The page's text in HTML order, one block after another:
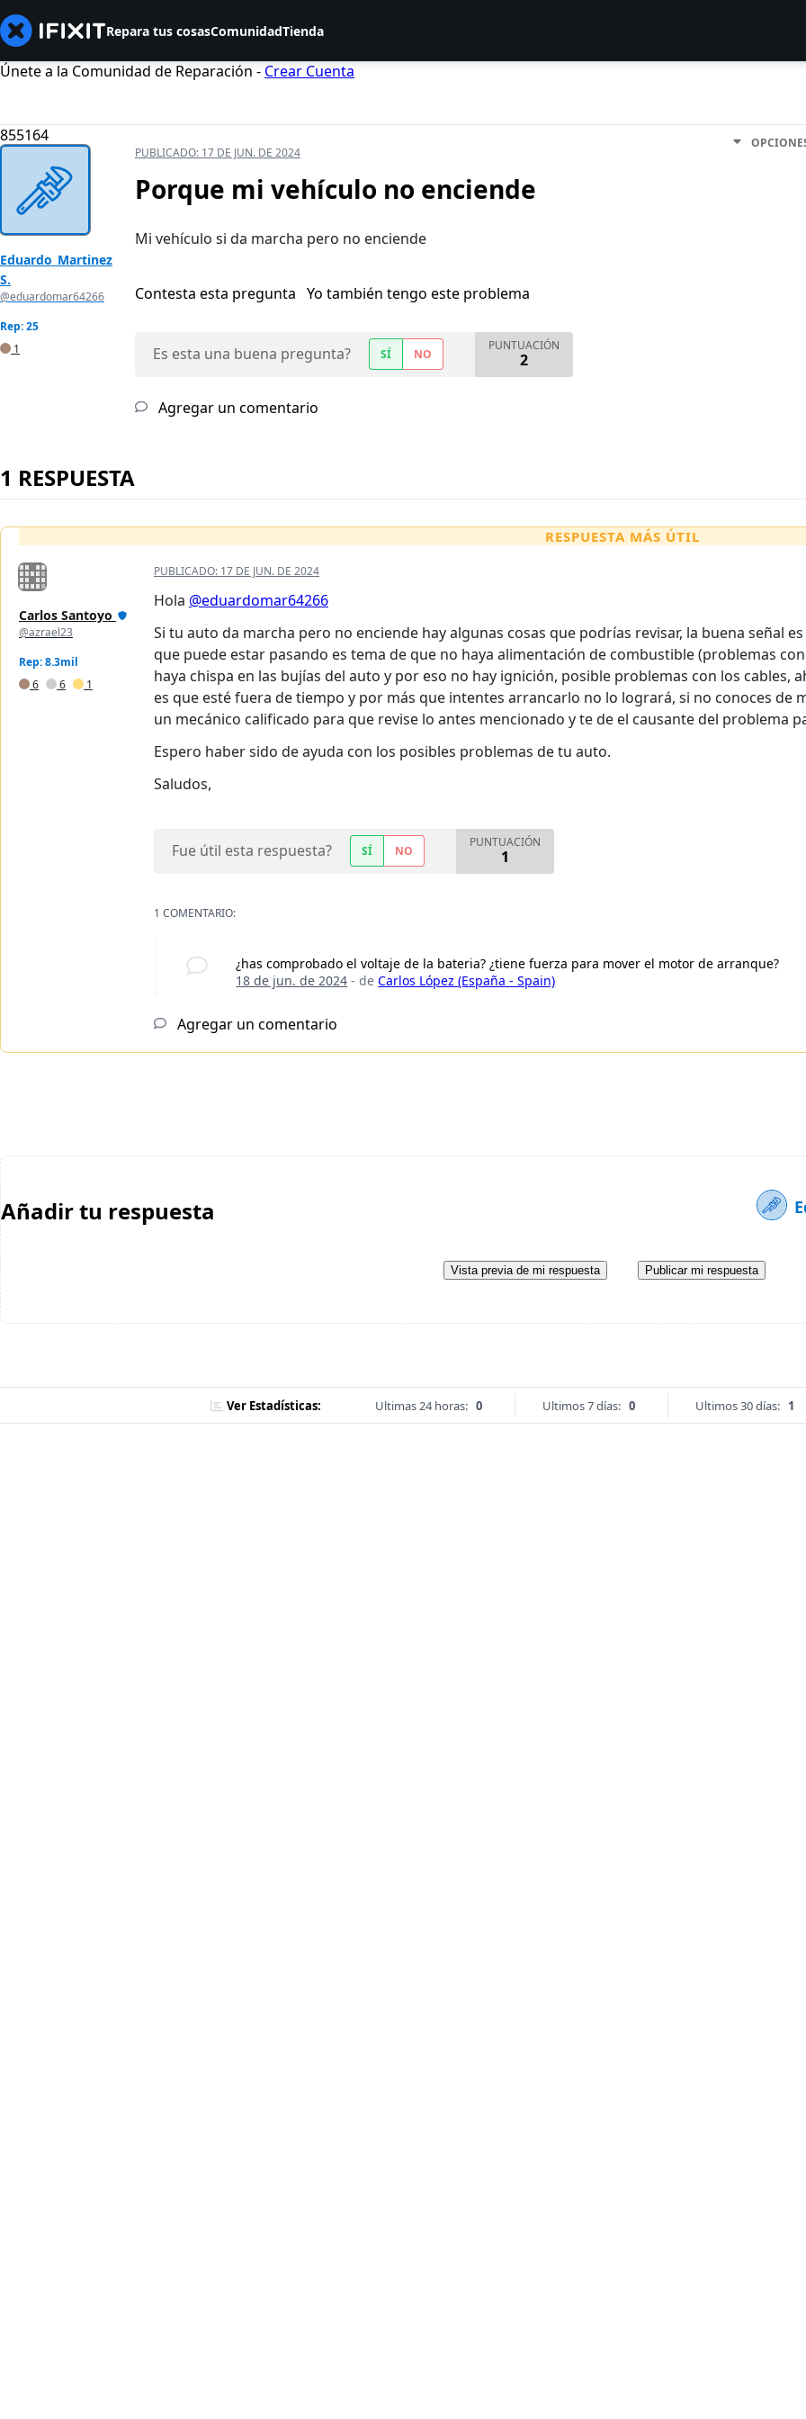
Repara tus cosasComunidadTienda
Únete a la Comunidad de Reparación - Crear Cuenta
855164
Eduardo_Martinez
S.
@eduardomar64266
Rep: 25
1
PUBLICADO: 17 DE JUN. DE 2024
Porque mi vehículo no enciende
Mi vehículo si da marcha pero no enciende
Contesta esta pregunta Yo también tengo este problema
Es esta una buena pregunta? SÍ NO
PUNTUACIÓN
2
Agregar un comentario
1 RESPUESTA
RESPUESTA MÁS ÚTIL
Carlos Santoyo
@azrael23
Rep: 8.3mil
6
6 1
PUBLICADO: 17 DE JUN. DE 2024
Hola @eduardomar64266
Si tu auto da marcha pero no enciende hay algunas cosas que podrías revisar, la buena señal
que puede estar pasando es tema de que no haya alimentación de combustible (problemas
haya chispa en las bujías del auto y por eso no hay ignición, posible problemas con los
es que esté fuera de tiempo y por más que intentes arrancarlo no lo logrará, si no conoces de
un mecánico calificado para que revise lo antes mencionado y te de el causante del problema
Espero haber sido de ayuda con los posibles problemas de tu auto.
Saludos,
Fue útil esta respuesta? SÍ NO
PUNTUACIÓN
1
1 COMENTARIO:
¿has comprobado el voltaje de la bateria? ¿tiene fuerza para mover el motor de arranque?
18 de jun. de 2024 - deCarlos López (España - Spain)
Agregar un comentario
Añadir tu respuesta
Vista previa de mi respuesta Publicar mi respuesta
Ver Estadísticas: Ultimas 24 horas: 0 Ultimos 7 días: 0 Ultimos 30 días: 1